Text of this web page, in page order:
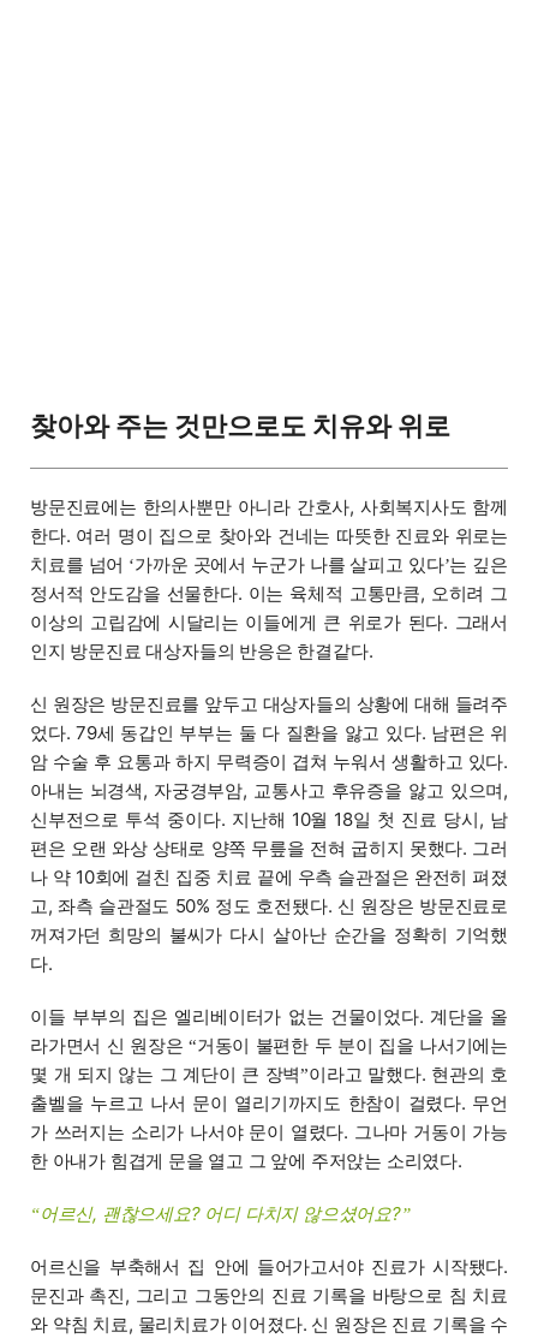
찾아와 주는 것만으로도 치유와 위로
방문진료에는 한의사뿐만 아니라 간호사, 사회복지사도 함께
한다. 여러 명이 집으로 찾아와 건네는 따뜻한 진료와 위로는
치료를 넘어 ‘가까운 곳에서 누군가 나를 살피고 있다’는 깊은
정서적 안도감을 선물한다. 이는 육체적 고통만큼, 오히려 그
이상의 고립감에 시달리는 이들에게 큰 위로가 된다. 그래서
인지 방문진료 대상자들의 반응은 한결같다.
신 원장은 방문진료를 앞두고 대상자들의 상황에 대해 들려주
었다. 79세 동갑인 부부는 둘 다 질환을 앓고 있다. 남편은 위
암 수술 후 요통과 하지 무력증이 겹쳐 누워서 생활하고 있다.
아내는 뇌경색, 자궁경부암, 교통사고 후유증을 앓고 있으며,
신부전으로 투석 중이다. 지난해 10월 18일 첫 진료 당시, 남
편은 오랜 와상 상태로 양쪽 무릎을 전혀 굽히지 못했다. 그러
나 약 10회에 걸친 집중 치료 끝에 우측 슬관절은 완전히 펴졌
고, 좌측 슬관절도 50% 정도 호전됐다. 신 원장은 방문진료로
꺼져가던 희망의 불씨가 다시 살아난 순간을 정확히 기억했
다.
이들 부부의 집은 엘리베이터가 없는 건물이었다. 계단을 올
라가면서 신 원장은 “거동이 불편한 두 분이 집을 나서기에는
몇 개 되지 않는 그 계단이 큰 장벽”이라고 말했다. 현관의 호
출벨을 누르고 나서 문이 열리기까지도 한참이 걸렸다. 무언
가 쓰러지는 소리가 나서야 문이 열렸다. 그나마 거동이 가능
한 아내가 힘겹게 문을 열고 그 앞에 주저앉는 소리였다.
“어르신, 괜찮으세요? 어디 다치지 않으셨어요?”
어르신을 부축해서 집 안에 들어가고서야 진료가 시작됐다.
문진과 촉진, 그리고 그동안의 진료 기록을 바탕으로 침 치료
와 약침 치료, 물리치료가 이어졌다. 신 원장은 진료 기록을 수